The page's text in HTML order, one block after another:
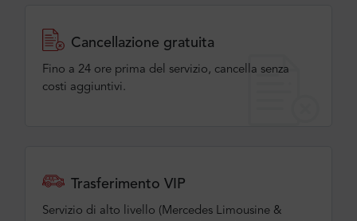
Cancellazione gratuita
Fino a 24 ore prima del servizio, cancella senza
costi aggiuntivi.
Trasferimento VIP
Servizio di alto livello (Mercedes Limousine &